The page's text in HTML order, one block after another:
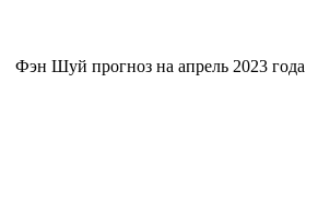
Фэн Шуй прогноз на апрель 2023 года